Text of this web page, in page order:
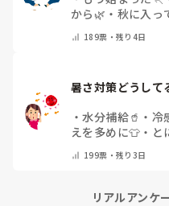
から🌿 ・ 秋に入っ
189票・残り4日
暑さ対策どうして
・水分補給🥤 ・ 冷
えを多めに👕 ・ と
199票・残り3日
リアルアンケ